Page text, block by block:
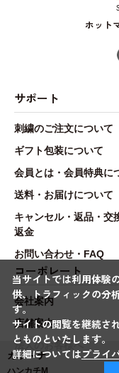
カリーナ
ハンカチM
ホット
サポート
刺繍のご注文について
ギフト包装について
会員とは・会員特典に
送料・お届けについて
キャンセル・返品・交
返金
お問い合わせ・FAQ
コーポレート
会社案内
店舗案内
法人のお客様へ
当サイトでは利用体験
供、トラフィックの分
す。
サイトの閲覧を継続さ
とものといたします。
詳細についてはプライ